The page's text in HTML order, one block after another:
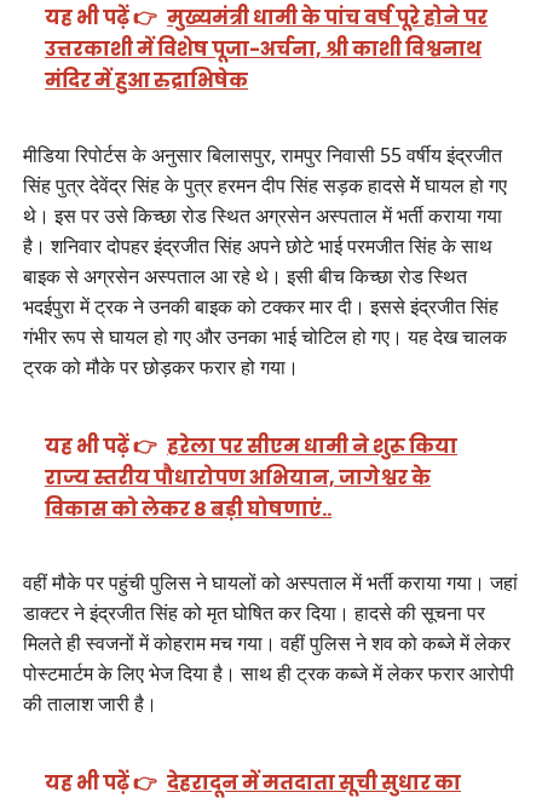
यह भी पढ़ें 👉 मुख्यमंत्री धामी के पांच वर्ष पूरे होने पर
उत्तरकाशी में विशेष पूजा-अर्चना, श्री काशी विश्वनाथ
मंदिर में हुआ रुद्राभिषेक
मीडिया रिपोर्टस के अनुसार बिलासपुर, रामपुर निवासी 55 वर्षीय इंद्रजीत
सिंह पुत्र देवेंद्र सिंह के पुत्र हरमन दीप सिंह सड़क हादसे मेें घायल हो गए
थे। इस पर उसे किच्छा रोड स्थित अग्रसेन अस्पताल में भर्ती कराया गया
है। शनिवार दोपहर इंद्रजीत सिंह अपने छोटे भाई परमजीत सिंह के साथ
बाइक से अग्रसेन अस्पताल आ रहे थे। इसी बीच किच्छा रोड स्थित
भदईपुरा में ट्रक ने उनकी बाइक को टक्कर मार दी। इससे इंद्रजीत सिंह
गंभीर रूप से घायल हो गए और उनका भाई चोटिल हो गए। यह देख चालक
ट्रक को मौके पर छोड़कर फरार हो गया।
यह भी पढ़ें 👉 हरेला पर सीएम धामी ने शुरू किया
राज्य स्तरीय पौधारोपण अभियान, जागेश्वर के
विकास को लेकर 8 बड़ी घोषणाएं..
वहीं मौके पर पहुंची पुलिस ने घायलों को अस्पताल में भर्ती कराया गया। जहां
डाक्टर ने इंद्रजीत सिंह को मृत घोषित कर दिया। हादसे की सूचना पर
मिलते ही स्वजनों में कोहराम मच गया। वहीं पुलिस ने शव को कब्जे में लेकर
पोस्टमार्टम के लिए भेज दिया है। साथ ही ट्रक कब्जे में लेकर फरार आरोपी
की तालाश जारी है।
यह भी पढ़ें 👉 देहरादून में मतदाता सूची सुधार का